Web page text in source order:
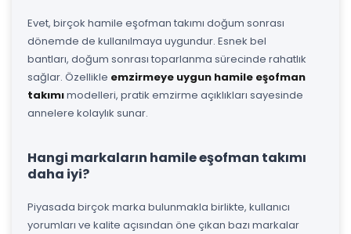
Evet, birçok hamile eşofman takımı doğum sonrası
dönemde de kullanılmaya uygundur. Esnek bel
bantları, doğum sonrası toparlanma sürecinde rahatlık
sağlar. Özellikle emzirmeye uygun hamile eşofman
takımımodelleri, pratik emzirme açıklıkları sayesinde
annelere kolaylık sunar.
Hangi markaların hamile eşofman takımı
daha iyi?
Piyasada birçok marka bulunmakla birlikte, kullanıcı
yorumları ve kalite açısından öne çıkan bazı markalar